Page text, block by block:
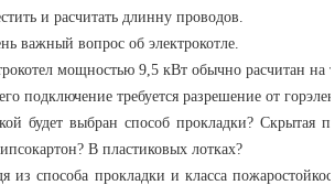
и расчитать длинну проводов.
важный вопрос об электрокотле.
мощностью 9,5 кВт обычно расчитан на
подключение требуется разрешение от
будет выбран способ прокладки? Скрытая
В пластиковых лотках?
из способа прокладки и класса